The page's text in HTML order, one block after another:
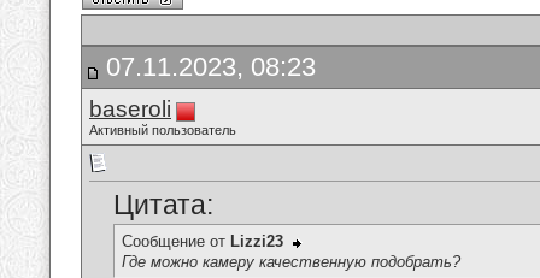
07.11.2023, 08:23
baseroli
Активный пользователь
Цитата:
Сообщение от Lizzi23
Где можно камеру качественную подобрать?